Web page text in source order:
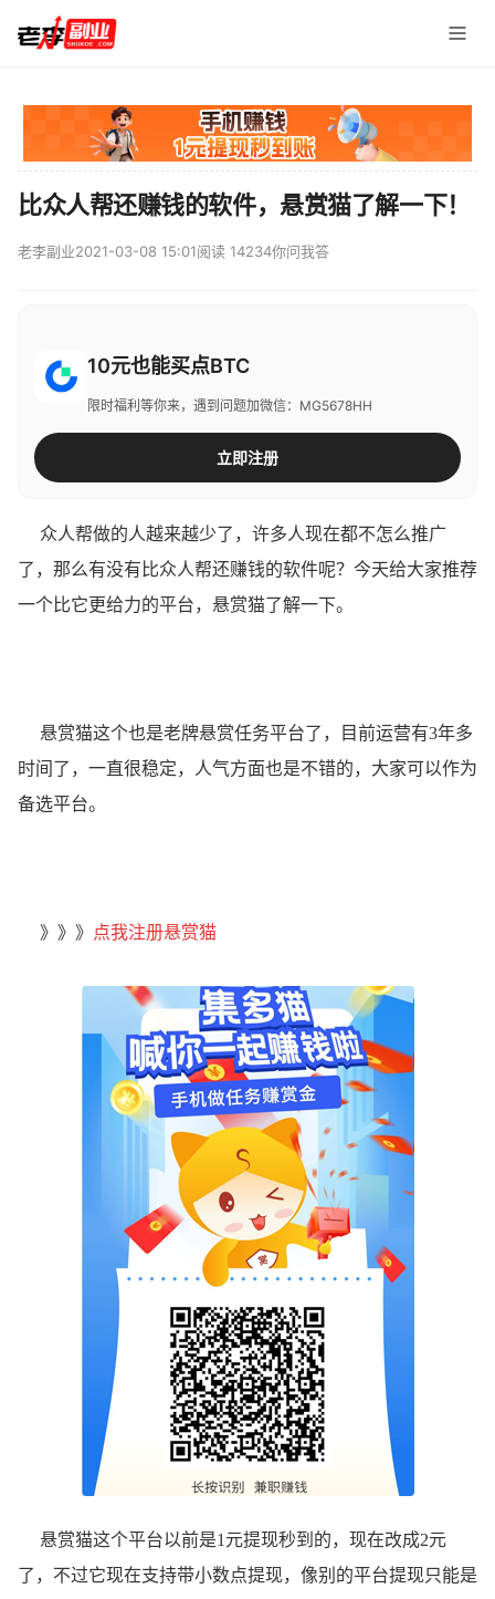
比众人帮还赚钱的软件，悬赏猫了解一下！
老李副业2021-03-08 15:01阅读 14234你问我答
10元也能买点BTC
限时福利等你来，遇到问题加微信：MG5678HH
立即注册
众人帮做的人越来越少了，许多人现在都不怎么推广
了，那么有没有比众人帮还赚钱的软件呢？今天给大家推荐
一个比它更给力的平台，悬赏猫了解一下。
悬赏猫这个也是老牌悬赏任务平台了，目前运营有3年多
时间了，一直很稳定，人气方面也是不错的，大家可以作为
备选平台。
》》》 点我注册悬赏猫
悬赏猫这个平台以前是1元提现秒到的，现在改成2元
了，不过它现在支持带小数点提现，像别的平台提现只能是